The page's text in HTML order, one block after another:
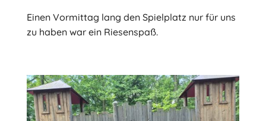
Einen Vormittag lang den Spielplatz nur für uns
zu haben war ein Riesenspaß.